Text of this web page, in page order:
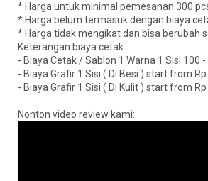
* Harga untuk minimal pemesanan 300
* Harga belum termasuk dengan biaya
* Harga tidak mengikat dan bisa berubah
Keterangan biaya cetak :
- Biaya Cetak / Sablon 1 Warna 1 Sisi 100
- Biaya Grafir 1 Sisi ( Di Besi ) start from
- Biaya Grafir 1 Sisi ( Di Kulit ) start from
Nonton video review kami: